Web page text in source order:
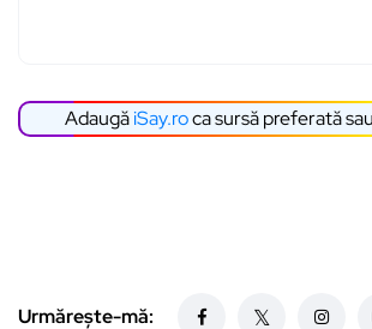
AdaugăiSay.roca sursă preferată sau
Urmărește-mă: